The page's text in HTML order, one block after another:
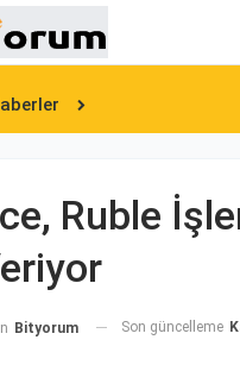
Ruble
Bityorum Son güncelleme